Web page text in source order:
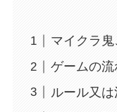
マイクラ
ゲームの流
ルール又